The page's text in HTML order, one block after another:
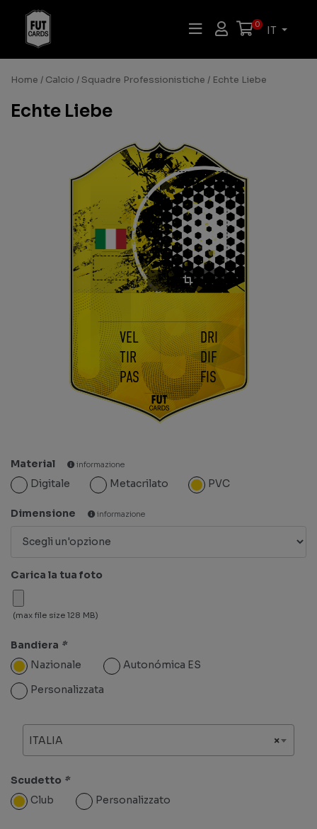
0 IT
Home / Calcio /Squadre Professionistiche / Echte Liebe
Echte Liebe
Material informazione
Digitale Metacrilato PVC
Dimensione informazione
Carica la tua foto
(max file size 128 MB)
Bandiera *
Nazionale
Autonómica ES
Personalizzata
×
ITALIA
Scudetto *
Club
Personalizzato
VEL
TIR
PAS
DRI
DIF
FIS